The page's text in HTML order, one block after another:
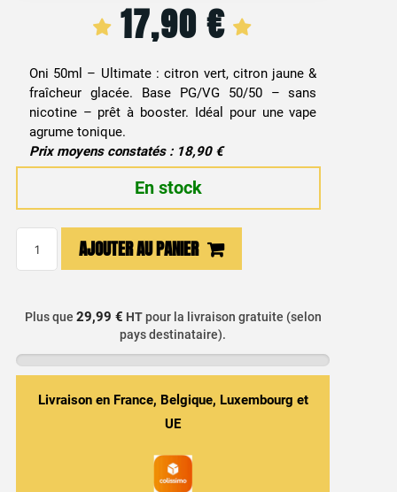
17,90€
Oni 50ml – Ultimate : citron vert, citron jaune &
fraîcheur glacée. Base PG/VG 50/50 – sans
nicotine – prêt à booster. Idéal pour une vape
agrume tonique.
Prix moyens constatés : 18,90 €
En stock
Ultimate
AJOUTER AU PANIER
Plus que 29,99 € HTpour la livraison gratuite (selon
pays destinataire).
Livraison en France, Belgique, Luxembourg et
UE